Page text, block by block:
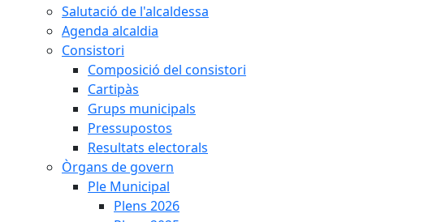
Salutació de l'alcaldessa
Agenda alcaldia
Consistori
Composició del consistori
Cartipàs
Grups municipals
Pressupostos
Resultats electorals
Òrgans de govern
Ple Municipal
Plens 2026